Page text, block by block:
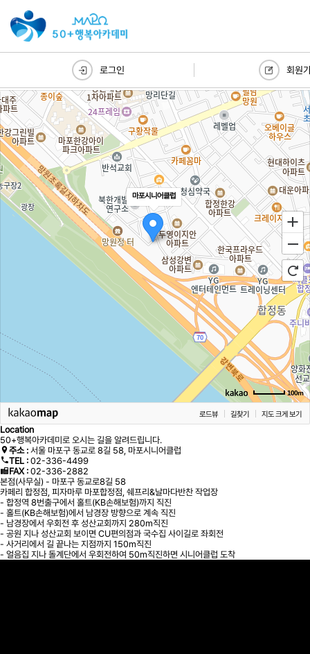
로그인 회원
마포시니어클럽
100m
로드뷰 길찾기 지도 크게 보기
Location
50+행복아카데미로 오시는 길을 알려드립니다.
주소 : 서울 마포구 동교로 8길 58, 마포시니어클럽
TEL : 02-336-4499
FAX : 02-336-2882
본점(사무실) - 마포구 동교로8길 58
카페리 합정점, 피자마루 마포합정점, 쉐프리&날마다반찬 작업장
- 합정역 8번출구에서 홀트(KB손해보험)까지 직진
- 홀트(KB손해보험)에서 남경장 방향으로 계속 직진
- 남경장에서 우회전 후 성산교회까지 280m직진
- 공원 지나 성산교회 보이면 CU편의점과 국수집 사이길로 좌회전
- 사거리에서 길 끝나는 지점까지 150m직진
- 얼음집 지나 돌계단에서 우회전하여 50m직진하면 시니어클럽 도착